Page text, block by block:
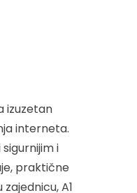
izuzetan
interneta.
i
praktične
A1